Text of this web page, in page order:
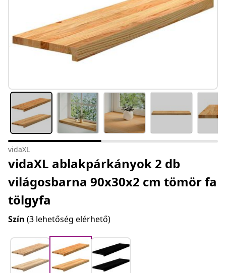
vidaXL
vidaXL ablakpárkányok 2 db
világosbarna 90x30x2 cm tömör fa
tölgyfa
Szín (3 lehetőség elérhető)